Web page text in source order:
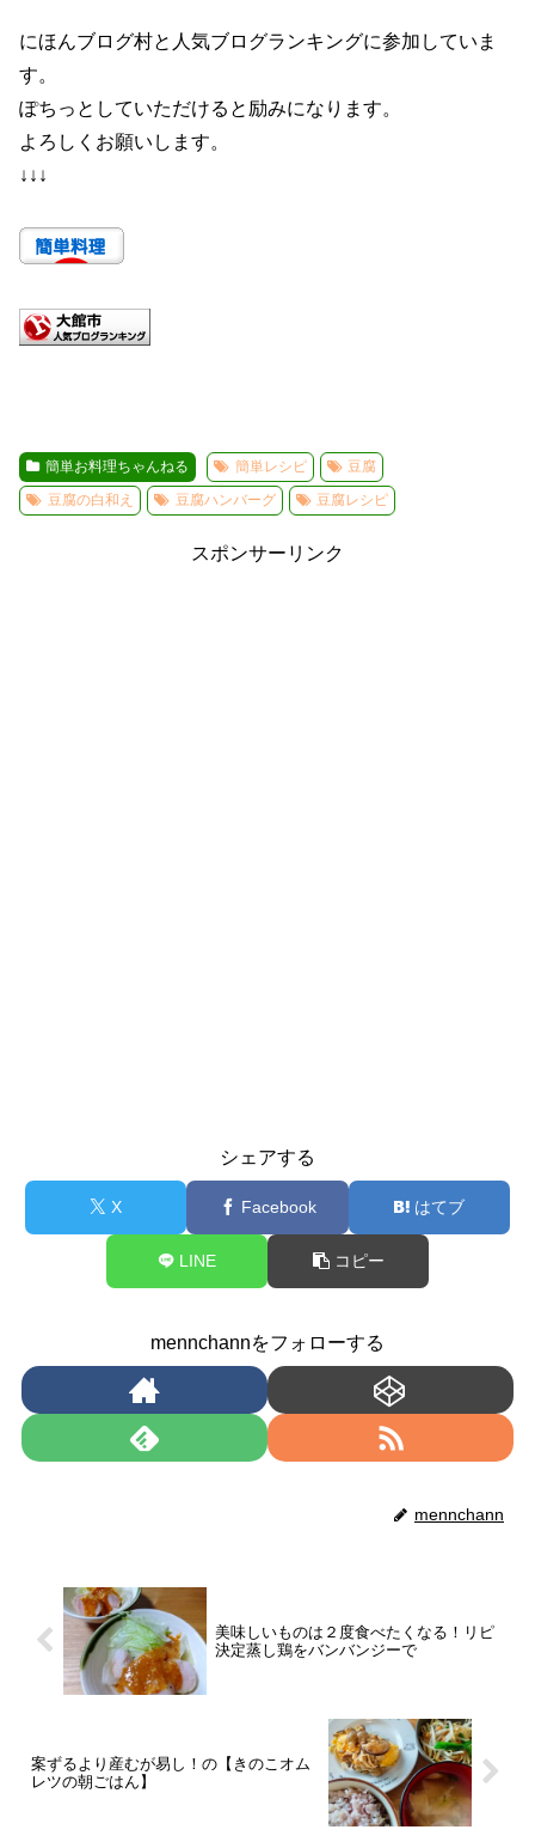
にほんブログ村と人気ブログランキングに参加していま
す。
ぽちっとしていただけると励みになります。
よろしくお願いします。
↓↓↓
簡単お料理ちゃんねる 簡単レシピ
豆腐
豆腐の白和え
豆腐ハンバーグ 豆腐レシピ
スポンサーリンク
シェアする
X Facebook はてブ
LINE コピー
mennchannをフォローする
mennchann
美味しいものは２度食べたくなる！リピ
決定蒸し鶏をバンバンジーで
案ずるより産むが易し！の【きのこオム
レツの朝ごはん】